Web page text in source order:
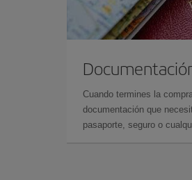
Cuando termines la
documentación que
pasaporte, seguro o